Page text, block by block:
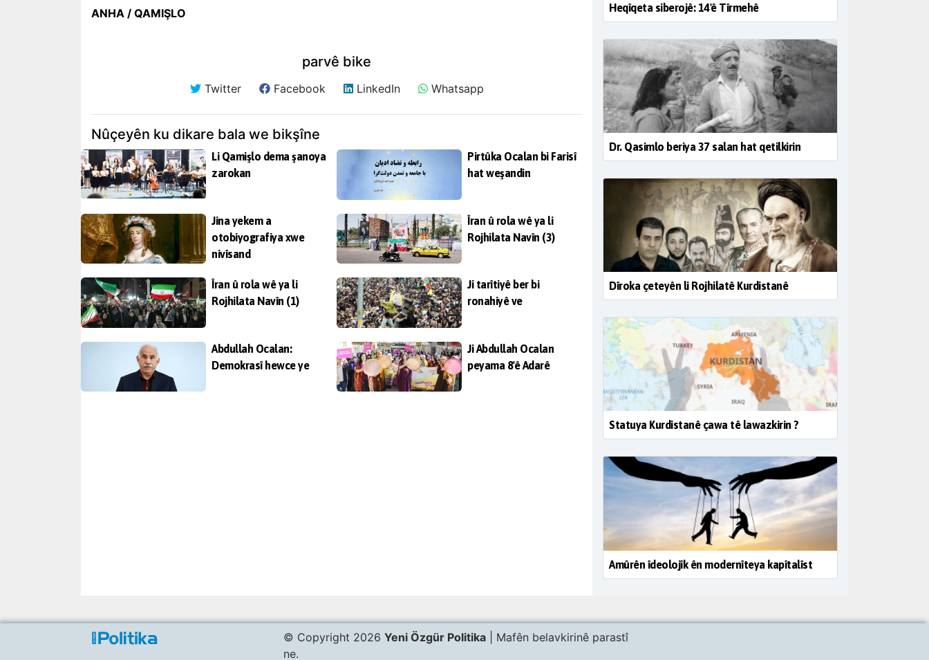
ANHA / QAMIŞLO
parvê bike
Twitter Facebook LinkedIn Whatsapp
Nûçeyên ku dikare bala we bikşîne
Li Qamişlo dema şanoya
zarokan
Pirtûka Ocalan bi Farisî
hat weşandin
Jina yekem a
otobiyografiya xwe
nivîsand
Îran û rola wê ya li
Rojhilata Navîn (3)
Îran û rola wê ya li
Rojhilata Navîn (1)
Ji tarîtiyê ber bi
ronahiyê ve
Abdullah Ocalan:
Demokrasî hewce ye
Ji Abdullah Ocalan
peyama 8'ê Adarê
Heqîqeta siberojê: 14'ê Tîrmehê
Dr. Qasimlo beriya 37 salan hat qetilkirin
Dîroka çeteyên li Rojhilatê Kurdistanê
Statuya Kurdistanê çawa tê lawazkirin ?
Amûrên îdeolojîk ên modernîteya kapîtalîst
© Copyright 2026 Yeni Özgür Politika| Mafên belavkirinê parastî
ne.